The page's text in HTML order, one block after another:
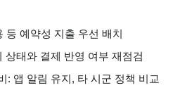
등 예약성 지출 우선 배치
상태와 결제 반영 여부 재점검
: 앱 알림 유지, 타 시군 정책 비교